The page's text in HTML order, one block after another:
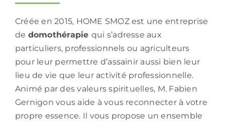
Créée en 2015, HOME SMOZ est une entreprise
de domothérapie qui s’adresse aux
particuliers, professionnels ou agriculteurs
pour leur permettre d’assainir aussi bien leur
lieu de vie que leur activité professionnelle.
Animé par des valeurs spirituelles, M. Fabien
Gernigon vous aide à vous reconnecter à votre
propre essence. Il vous propose un ensemble